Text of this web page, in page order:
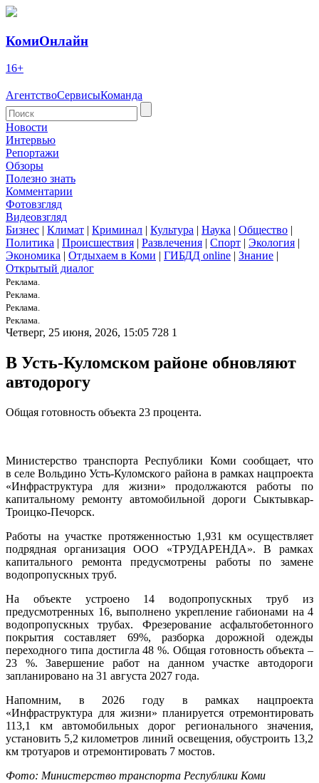
КомиОнлайн
16+
АгентствоСервисыКоманда
Новости
Интервью
Репортажи
Обзоры
Полезно знать
Комментарии
Фотовзгляд
Видеовзгляд
Бизнес | Климат | Криминал | Культура | Наука | Общество |
Политика | Происшествия | Развлечения | Спорт | Экология |
Экономика | Отдыхаем в Коми | ГИБДД online | Знание |
Открытый диалог
Реклама.
Реклама.
Реклама.
Реклама.
Четверг, 25 июня, 2026, 15:05 728 1
В Усть-Куломском районе обновляют
автодорогу
Общая готовность объекта 23 процента.
Министерство транспорта Республики Коми сообщает, что
в селе Вольдино Усть-Куломского района в рамках нацпроекта
«Инфраструктура для жизни» продолжаются работы по
капитальному ремонту автомобильной дороги Сыктывкар-
Троицко-Печорск.
Работы на участке протяженностью 1,931 км осуществляет
подрядная организация ООО «ТРУДАРЕНДА». В рамках
капитального ремонта предусмотрены работы по замене
водопропускных труб.
На объекте устроено 14 водопропускных труб из
предусмотренных 16, выполнено укрепление габионами на 4
водопропускных трубах. Фрезерование асфальтобетонного
покрытия составляет 69%, разборка дорожной одежды
переходного типа достигла 48 %. Общая готовность объекта –
23 %. Завершение работ на данном участке автодороги
запланировано на 31 августа 2027 года.
Напомним, в 2026 году в рамках нацпроекта
«Инфраструктура для жизни» планируется отремонтировать
113,1 км автомобильных дорог регионального значения,
установить 5,2 километров линий освещения, обустроить 13,2
км тротуаров и отремонтировать 7 мостов.
Фото: Министерство транспорта Республики Коми